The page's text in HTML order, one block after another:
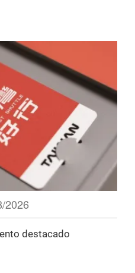
2026
destacado